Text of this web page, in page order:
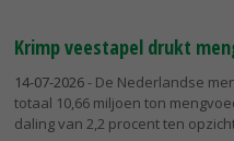
Krimp veestapel drukt
14-07-2026- De Nederlandse
totaal 10,66 miljoen ton
daling van 2,2 procent ten